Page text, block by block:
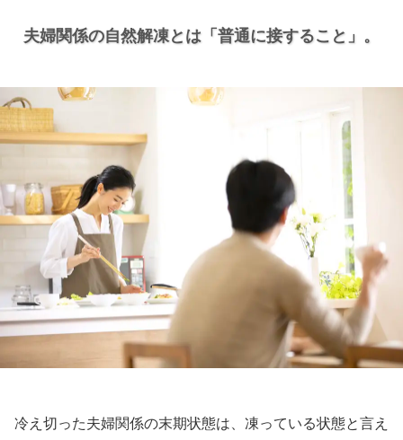
夫婦関係の自然解凍とは 「普通に接すること」。
冷え切った夫婦関係の末期状態は、凍っている状態と言え